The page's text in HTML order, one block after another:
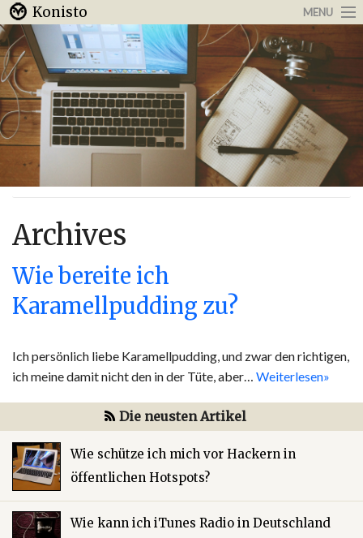
Konisto MENU
Arbeit & Karriere
Internet
Urlaub & Reisen
Archives
Wie bereite ich
Karamellpudding zu?
Ich persönlich liebe Karamellpudding, und zwar den richtigen,
ich meine damit nicht den in der Tüte, aber… Weiterlesen»
Die neusten Artikel
Wie schütze ich mich vor Hackern in
öffentlichen Hotspots?
Wie kann ich iTunes Radio in Deutschland